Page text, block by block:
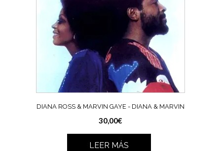
DIANA ROSS & MARVIN GAYE ‎- DIANA & MARVIN
30,00€
LEER MÁS